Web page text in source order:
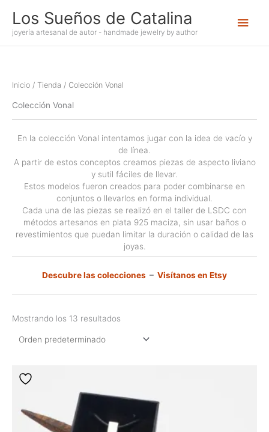
contenido
Los Sueños de Catalina
joyería artesanal de autor - handmade jewelry by author
Inicio / Tienda / Colección Vonal
Colección Vonal
En la colección Vonal intentamos jugar con la idea de vacío y
de línea.
A partir de estos conceptos creamos piezas de aspecto liviano
y sutil fáciles de llevar.
Estos modelos fueron creados para poder combinarse en
conjuntos o llevarlos en forma individual.
Cada una de las piezas se realizó en el taller de LSDC con
métodos artesanos en plata 925 maciza, sin usar baños o
revestimientos que puedan limitar la duración o calidad de las
joyas.
Descubre las colecciones – Visítanos en Etsy
Mostrando los 13 resultados